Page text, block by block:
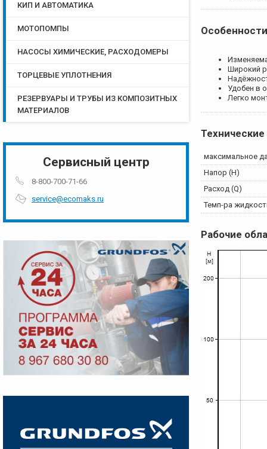
Широкий
Удобен в
Легко
максимальное
Напор (Н)
Расход (Q)
Темп-ра
Рабочие
КИП И АВТОМАТИКА
МОТОПОМПЫ
НАСОСЫ ХИМИЧЕСКИЕ, РАСХОДОМЕРЫ
ТОРЦЕВЫЕ УПЛОТНЕНИЯ
РЕЗЕРВУАРЫ И ТРУБЫ ИЗ КОМПОЗИТНЫХ
МАТЕРИАЛОВ
Сервисный центр
8-800-700-71-66
service@ecomaks.ru